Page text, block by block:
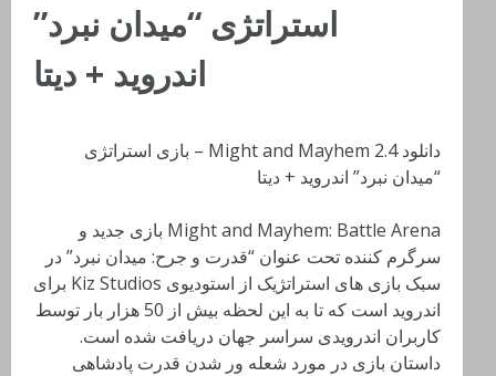
استراتژی “میدان نبرد”
اندروید + دیتا
دانلود Might and Mayhem 2.4 – بازی استراتژی
“میدان نبرد” اندروید + دیتا
Might and Mayhem: Battle Arena بازی جدید و
سرگرم کننده تحت عنوان “قدرت و جرح: میدان نبرد” در
سبک بازی های استراتژیک از استودیوی Kiz Studios برای
اندروید است که تا به این لحظه بیش از 50 هزار بار توسط
کاربران اندرویدی سراسر جهان دریافت شده است.
داستان بازی در مورد شعله ور شدن قدرت پادشاهی